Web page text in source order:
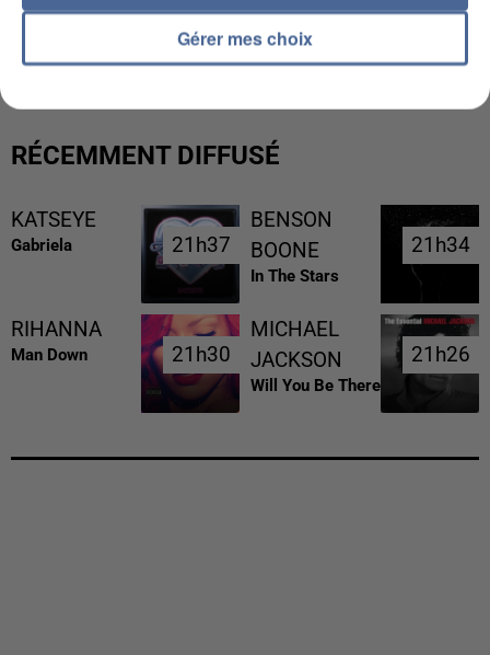
L’UN DES FONDATEURS SUPPOSÉS DE LA DZ
MAFIA INTERPELLÉ EN ALGÉRIE
RÉCEMMENT DIFFUSÉ
KATSEYE
Gabriela 21h37
21h37
BENSON
BOONE
In The Stars
21h34
21h34
RIHANNA
Man Down 21h30
21h30
MICHAEL
JACKSON
Will You Be There
21h26
21h26
Gérer mes choix